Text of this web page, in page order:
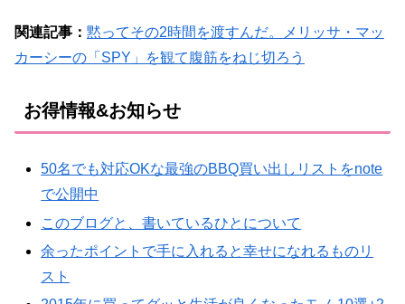
関連記事： 黙ってその2時間を渡すんだ。メリッサ・マッ
カーシーの「SPY」を観て腹筋をねじ切ろう
お得情報&お知らせ
50名でも対応OKな最強のBBQ買い出しリストをnote
で公開中
このブログと、書いているひとについて
余ったポイントで手に入れると幸せになれるものリ
スト